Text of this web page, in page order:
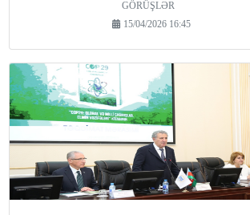
GÖRÜŞLƏR
15/04/2026 16:45